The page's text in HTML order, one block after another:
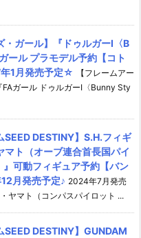
・ガール】『ドゥルガーI〈B
ール プラモデル予約【コト
1月発売予定☆
【フレームアー
FAガール ドゥルガーI〈Bunny Sty
SEED DESTINY】S.H.フィギ
マト（オーブ連合首長国パイ
』可動フィギュア予約【バン
月発売予定♪ 2024年7月発売
ヤマト（コンパスパイロット ...
SEED DESTINY】GUNDAM